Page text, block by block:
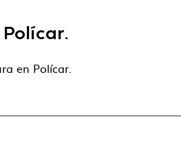
en Polícar.